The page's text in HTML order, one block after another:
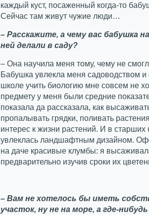
каждый куст, посаженный когда-то
Сейчас там живут чужие люди…
– Расскажите, а чему вас бабушка
ней делали в саду?
– Она научила меня тому, чему не
Бабушка увлекла меня садоводством и
школе учить биологию мне совсем не
предмету у меня были средние
показала да рассказала, как
пропалывать грядки, поливать
интерес к жизни растений. И в
увлеклась ландшафтным дизайном.
на даче красивые клумбы: я
предварительно изучив сроки их
– Вам не хотелось бы иметь
участок, ну не на море, а где-